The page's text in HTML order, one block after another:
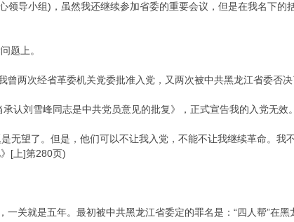
导小组)，虽然我还继续参加省委的重要会议，但是在我名下
题上。
两次经省革委机关党委批准入党，又两次被中共黑龙江省委否决
刘雪峰同志是中共党员意见的批复》，正式宣告我的入党无效。
望了。但是，他们可以不让我入党，不能不让我继续革命。我
[上]第280页)
关就是五年。最初被中共黑龙江省委定的罪名是：“四人帮”在黑